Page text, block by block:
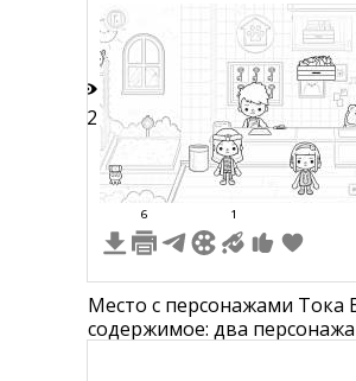
12
6 1
Место с персонажами Тока
содержимое: два